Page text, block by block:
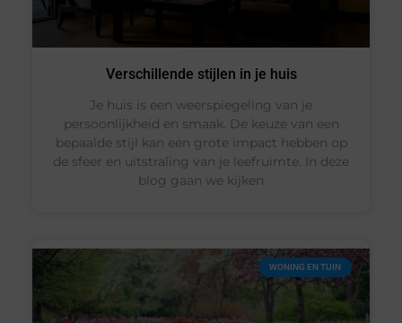
Verschillende stijlen in je huis
Je huis is een weerspiegeling van je
persoonlijkheid en smaak. De keuze van een
bepaalde stijl kan een grote impact hebben op
de sfeer en uitstraling van je leefruimte. In deze
blog gaan we kijken
WONING EN TUIN